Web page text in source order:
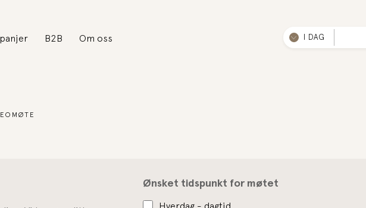
B2B Om oss I DAG
Ønsket tidspunkt for møtet
Hverdag - dagtid